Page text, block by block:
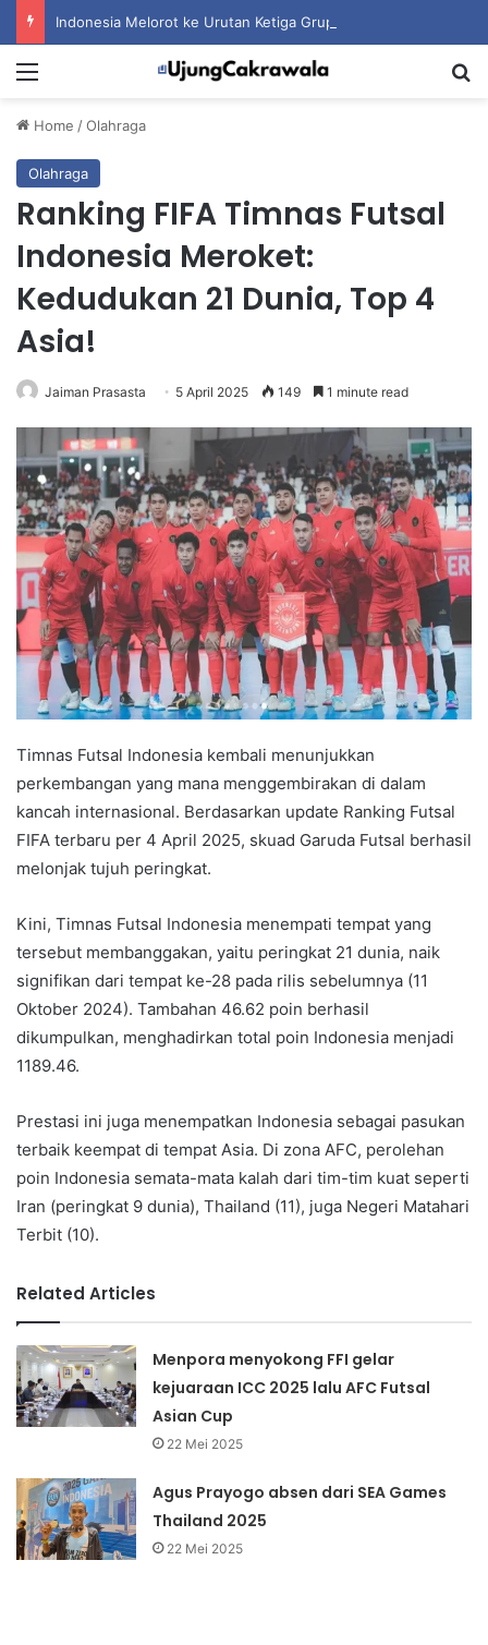
Home /Olahraga
Olahraga
Ranking FIFA Timnas Futsal
Indonesia Meroket:
Kedudukan 21 Dunia, Top 4
Asia!
Jaiman Prasasta 5 April 2025 149 1 minute read
Timnas Futsal Indonesia kembali menunjukkan
perkembangan yang mana menggembirakan di dalam
kancah internasional. Berdasarkan update Ranking Futsal
FIFA terbaru per 4 April 2025, skuad Garuda Futsal berhasil
melonjak tujuh peringkat.
Kini, Timnas Futsal Indonesia menempati tempat yang
tersebut membanggakan, yaitu peringkat 21 dunia, naik
signifikan dari tempat ke-28 pada rilis sebelumnya (11
Oktober 2024). Tambahan 46.62 poin berhasil
dikumpulkan, menghadirkan total poin Indonesia menjadi
1189.46.
Prestasi ini juga menempatkan Indonesia sebagai pasukan
terbaik keempat di tempat Asia. Di zona AFC, perolehan
poin Indonesia semata-mata kalah dari tim-tim kuat seperti
Iran (peringkat 9 dunia), Thailand (11), juga Negeri Matahari
Terbit (10).
Related Articles
Menpora menyokong FFI gelar
kejuaraan ICC 2025 lalu AFC Futsal
Asian Cup
22 Mei 2025
Agus Prayogo absen dari SEA Games
Thailand 2025
22 Mei 2025